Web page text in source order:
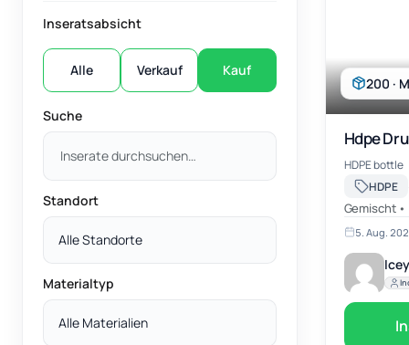
Inseratsabsicht
Alle Verkauf Kauf
Suche
Standort
Alle Standorte
Materialtyp
Alle Materialien
200 ·
Hdpe
HDPE bottle
HDPE
Gemischt
5. Aug.